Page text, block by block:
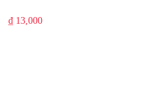
₫ 13,000